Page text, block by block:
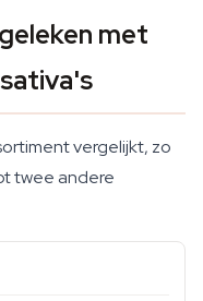
met
vergelijkt, zo
twee andere